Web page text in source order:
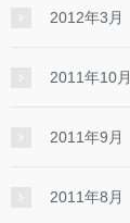
2012年3月
2011年10月
2011年9月
2011年8月